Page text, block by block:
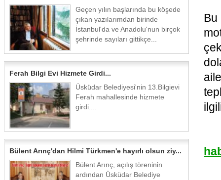
Geçen yılın başlarında bu köşede
çıkan yazılarımdan birinde
İstanbul'da ve Anadolu'nun birçok
şehrinde sayıları gittikçe...
Ferah Bilgi Evi Hizmete Girdi...
Üsküdar Belediyesi'nin 13.Bilgievi
Ferah mahallesinde hizmete
girdi....
Bülent Arınç'dan Hilmi Türkmen'e hayırlı olsun ziy...
Bülent Arınç, açılış töreninin
ardından Üsküdar Belediye